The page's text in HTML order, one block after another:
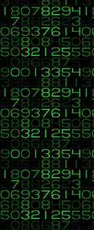
30 Aprender a
«en:15 de
Buenas pandi, en
Tutorial básico
Tienes una
Aquí tienes un
Salu2
31 C, C++, C#,
«en:14 de
Buenas, para
- Si elijo ciudad
- Si elijo país